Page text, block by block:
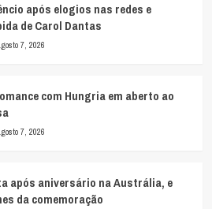
após elogios nas redes e
de Carol Dantas
7, 2026
com Hungria em aberto ao
7, 2026
após aniversário na Austrália, e
da comemoração